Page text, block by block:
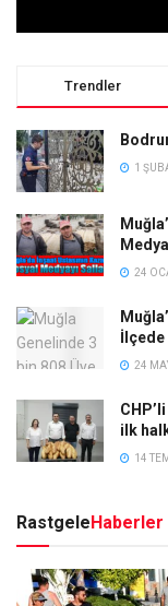
Trendler
1
24
İlçede
24
ilk
14
RastgeleHaberler